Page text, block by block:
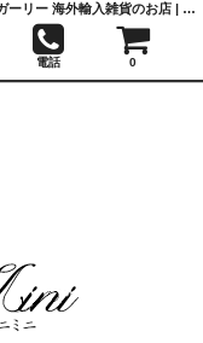
フランス雑貨・輸入雑貨『Zakka MiniMini』| フレンチガーリー 海外輸入雑貨のお店 | かわいい雑貨 | 蚤の市 | アンティーク
電話 0